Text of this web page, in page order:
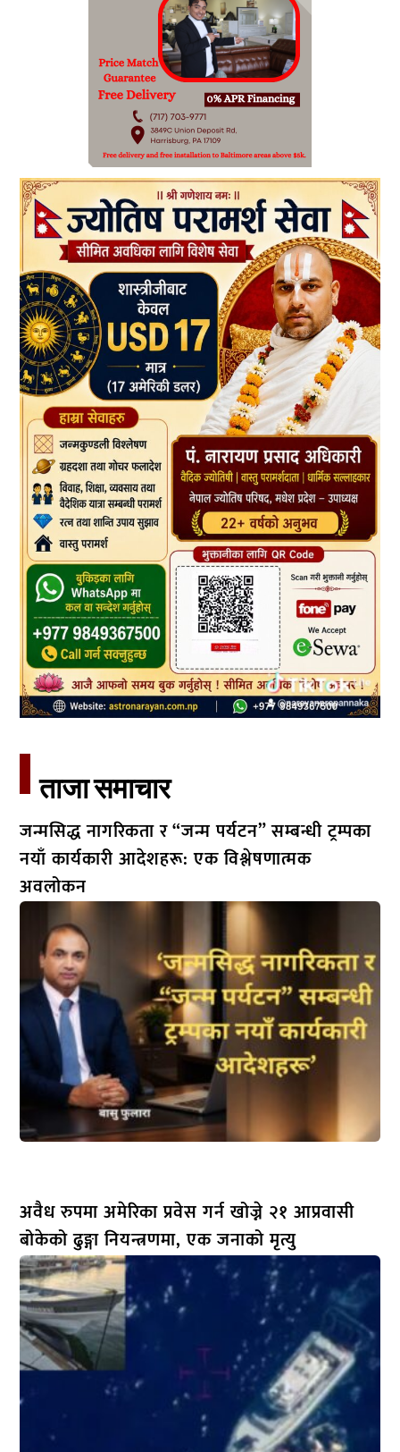
ताजा समाचार​
जन्मसिद्ध नागरिकता र “जन्म पर्यटन” सम्बन्धी ट्रम्पका
नयाँ कार्यकारी आदेशहरू: एक विश्लेषणात्मक
अवलोकन
अवैध रुपमा अमेरिका प्रवेस गर्न खोज्ने २१ आप्रवासी
बोकेको ढुङ्गा नियन्त्रणमा, एक जनाको मृत्यु